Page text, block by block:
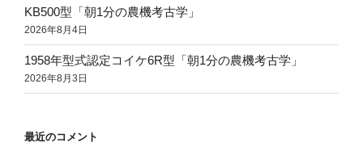
KB500型「朝1分の農機考古学」
2026年8月4日
1958年型式認定コイケ6R型「朝1分の農機考古学」
2026年8月3日
最近のコメント